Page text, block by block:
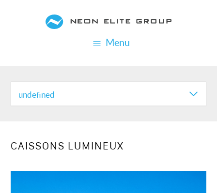
Menu
REALISATION
CATEGORIES
undefined
CAISSONS LUMINEUX